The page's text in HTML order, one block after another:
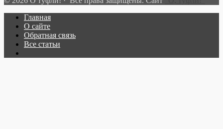
Главная
О сайте
Обратная связь
Все статьи